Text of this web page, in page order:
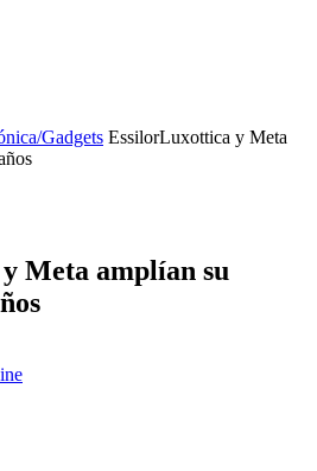
Gadgets EssilorLuxottica y Meta
Meta amplían su